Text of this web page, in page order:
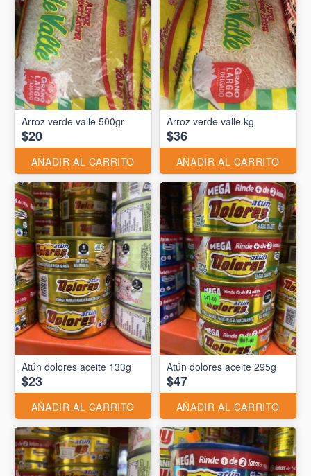
Arroz verde valle 500gr
$20
AÑADIR AL CARRITO
Arroz verde valle kg
$36
AÑADIR AL CARRITO
Atún dolores aceite 133g
$23
AÑADIR AL CARRITO
Atún dolores aceite 295g
$47
AÑADIR AL CARRITO